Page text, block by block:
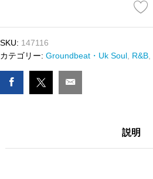
-
AIN'T
NOBODY
SKU: 147116
カテゴリー: Groundbeat・Uk Soul R&B
説明